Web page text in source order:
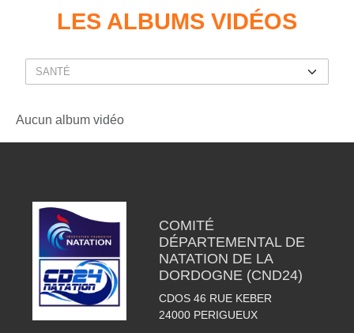
LES ALBUMS VIDÉOS
Aucun album vidéo
COMITÉ
DÉPARTEMENTAL DE
NATATION DE LA
DORDOGNE (CND24)
CDOS 46 RUE KEBER
24000 PERIGUEUX